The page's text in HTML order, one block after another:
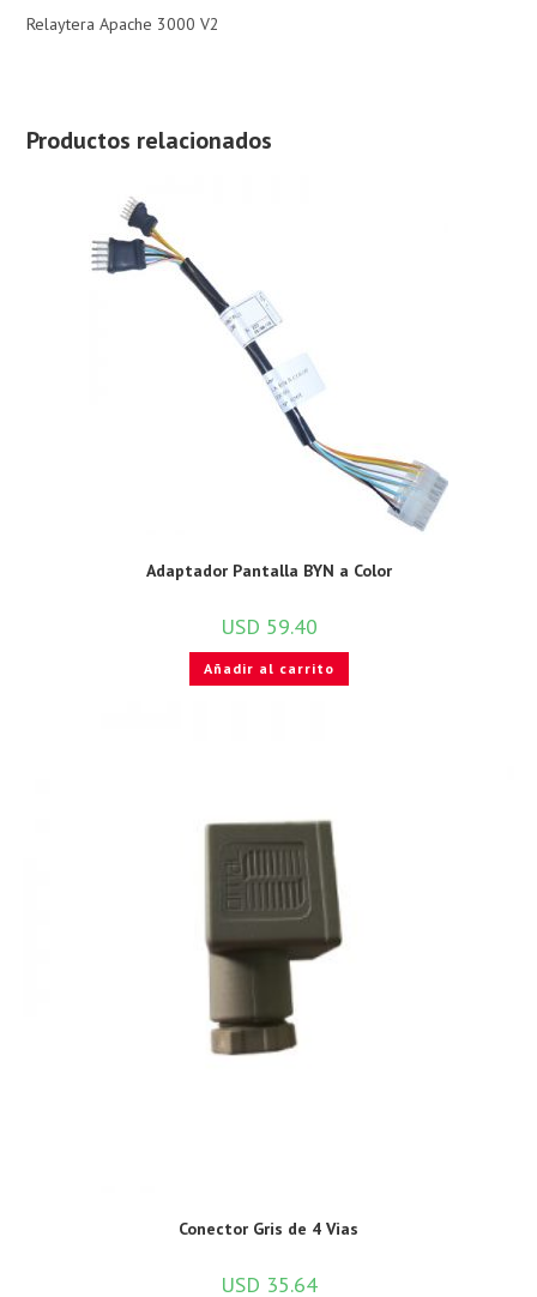
Relaytera Apache 3000 V2
Productos relacionados
Adaptador Pantalla BYN a Color
USD 59.40
Añadir al carrito
Conector Gris de 4 Vias
USD 35.64